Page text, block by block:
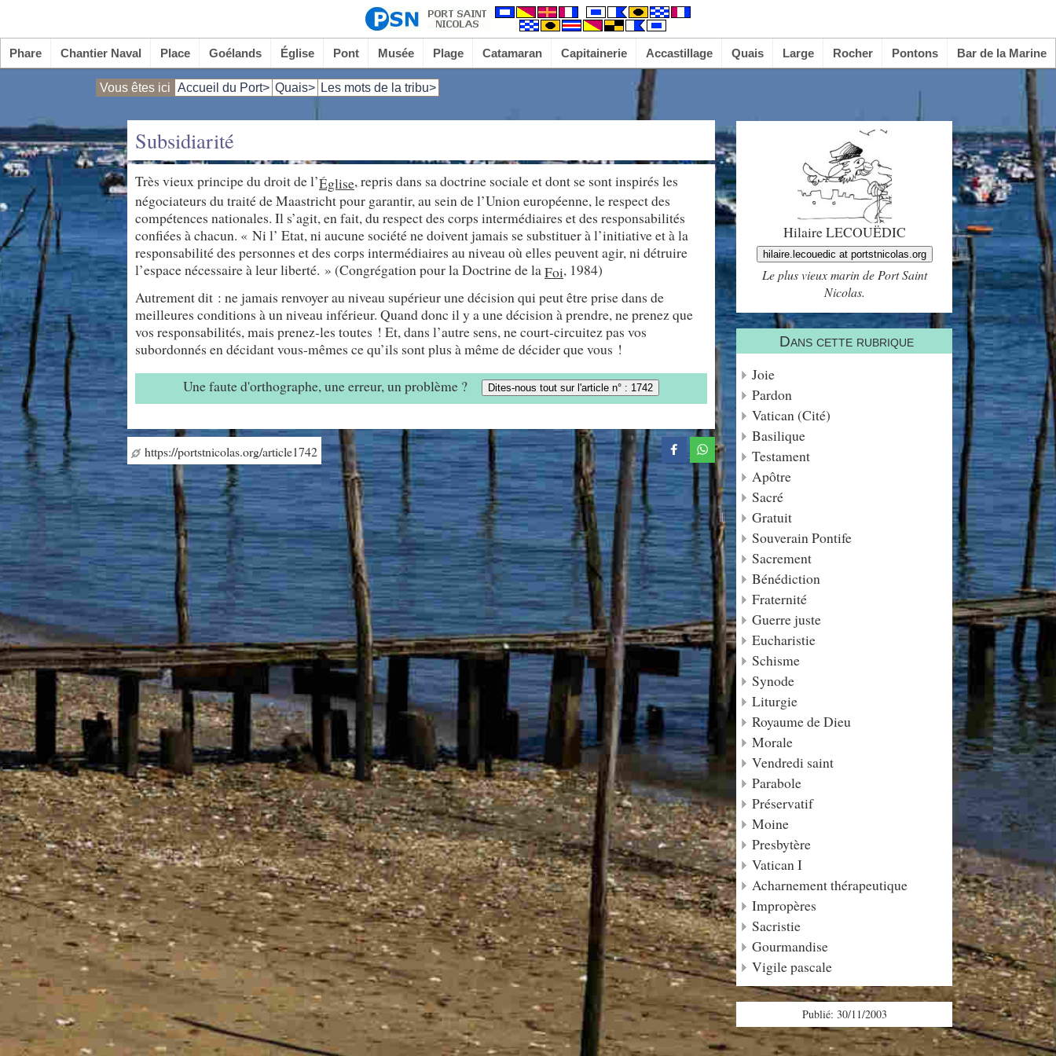
Phare Chantier Naval Place Goélands Église Pont Musée Plage Catamaran Capitainerie Accastillage Quais Large Rocher Pontons Bar de la Marine
Vous êtes ici Accueil du Port> Quais> Les mots de la tribu>
Subsidiarité
Très vieux principe du droit de l’Église, repris dans sa doctrine sociale et dont se sont inspirés les
négociateurs du traité de Maastricht pour garantir, au sein de l’Union européenne, le respect des
compétences nationales. Il s’agit, en fait, du respect des corps intermédiaires et des responsabilités
confiées à chacun. « Ni l’ Etat, ni aucune société ne doivent jamais se substituer à l’initiative et à la
responsabilité des personnes et des corps intermédiaires au niveau où elles peuvent agir, ni détruire
l’espace nécessaire à leur liberté. » (Congrégation pour la Doctrine de laFoi, 1984)
Autrement dit : ne jamais renvoyer au niveau supérieur une décision qui peut être prise dans de
meilleures conditions à un niveau inférieur. Quand donc il y a une décision à prendre, ne prenez que
vos responsabilités, mais prenez-les toutes ! Et, dans l’autre sens, ne court-circuitez pas vos
subordonnés en décidant vous-mêmes ce qu’ils sont plus à même de décider que vous !
Une faute d'orthographe, une erreur, un problème ?
Dites-nous tout sur l'article n° : 1742
https://portstnicolas.org/article1742
Hilaire LECOUËDIC
hilaire.lecouedic at portstnicolas.org
Le plus vieux marin de Port Saint
Nicolas.
Dans cette rubrique
Joie
Pardon
Vatican (Cité)
Basilique
Testament
Apôtre
Sacré
Gratuit
Souverain Pontife
Sacrement
Bénédiction
Fraternité
Guerre juste
Eucharistie
Schisme
Synode
Liturgie
Royaume de Dieu
Morale
Vendredi saint
Parabole
Préservatif
Moine
Presbytère
Vatican I
Acharnement thérapeutique
Impropères
Sacristie
Gourmandise
Vigile pascale
Publié: 30/11/2003